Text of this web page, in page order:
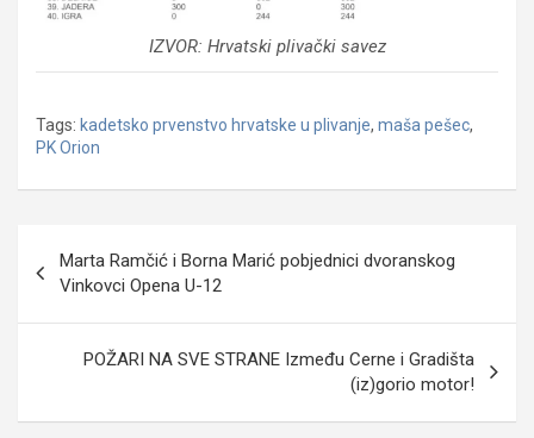
IZVOR: Hrvatski plivački savez
Tags: kadetsko prvenstvo hrvatske u plivanje, maša pešec,
PK Orion
objava
Marta Ramčić i Borna Marić pobjednici dvoranskog
Vinkovci Opena U-12
POŽARI NA SVE STRANE Između Cerne i Gradišta
(iz)gorio motor!